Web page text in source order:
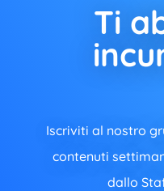
Ti
Iscriviti al nostro
contenuti
dallo